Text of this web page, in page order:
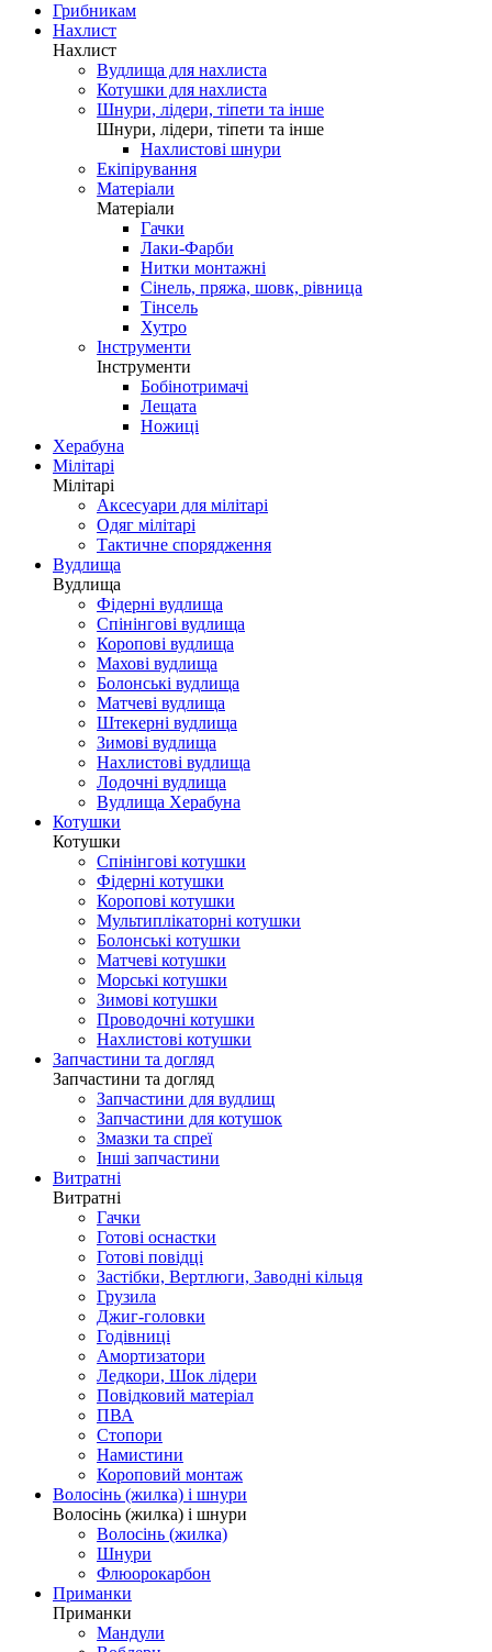
Грибникам
Нахлист
Нахлист
Вудлища для нахлиста
Котушки для нахлиста
Шнури, лідери, тіпети та інше
Шнури, лідери, тіпети та інше
Нахлистові шнури
Екіпірування
Матеріали
Матеріали
Гачки
Лаки-Фарби
Нитки монтажні
Сінель, пряжа, шовк, рівница
Тінсель
Хутро
Інструменти
Інструменти
Бобінотримачі
Лещата
Ножиці
Херабуна
Мілітарі
Мілітарі
Аксесуари для мілітарі
Одяг мілітарі
Тактичне спорядження
Вудлища
Вудлища
Фідерні вудлища
Спінінгові вудлища
Коропові вудлища
Махові вудлища
Болонські вудлища
Матчеві вудлища
Штекерні вудлища
Зимові вудлища
Нахлистові вудлища
Лодочні вудлища
Вудлища Херабуна
Котушки
Котушки
Спінінгові котушки
Фідерні котушки
Коропові котушки
Мультиплікаторні котушки
Болонські котушки
Матчеві котушки
Морські котушки
Зимові котушки
Проводочні котушки
Нахлистові котушки
Запчастини та догляд
Запчастини та догляд
Запчастини для вудлищ
Запчастини для котушок
Змазки та спреї
Інші запчастини
Витратні
Витратні
Гачки
Готові оснастки
Готові повідці
Застібки, Вертлюги, Заводні кільця
Грузила
Джиг-головки
Годівниці
Амортизатори
Ледкори, Шок лідери
Повідковий матеріал
ПВА
Стопори
Намистини
Короповий монтаж
Волосінь (жилка) і шнури
Волосінь (жилка) і шнури
Волосінь (жилка)
Шнури
Флюорокарбон
Приманки
Приманки
Мандули